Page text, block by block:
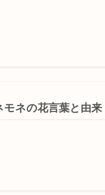
モネの花言葉と由来